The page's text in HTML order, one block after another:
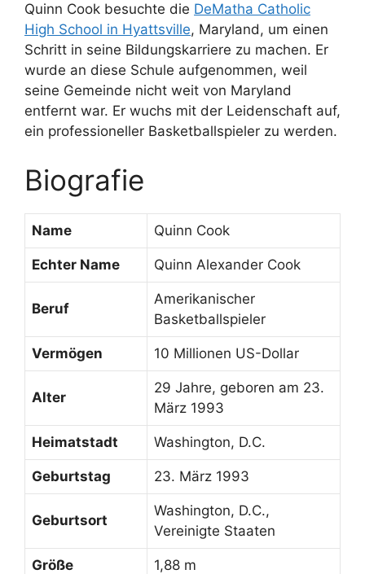
Quinn Cook besuchte die DeMatha Catholic
High School in Hyattsville, Maryland, um einen
Schritt in seine Bildungskarriere zu machen. Er
wurde an diese Schule aufgenommen, weil
seine Gemeinde nicht weit von Maryland
entfernt war. Er wuchs mit der Leidenschaft auf,
ein professioneller Basketballspieler zu werden.
Biografie
Name Quinn Cook
Echter Name Quinn Alexander Cook
Beruf
Amerikanischer
Basketballspieler
Vermögen 10 Millionen US-Dollar
Alter
29 Jahre, geboren am 23.
März 1993
Heimatstadt Washington, D.C.
Geburtstag 23. März 1993
Geburtsort
Washington, D.C.,
Vereinigte Staaten
Größe 1,88 m